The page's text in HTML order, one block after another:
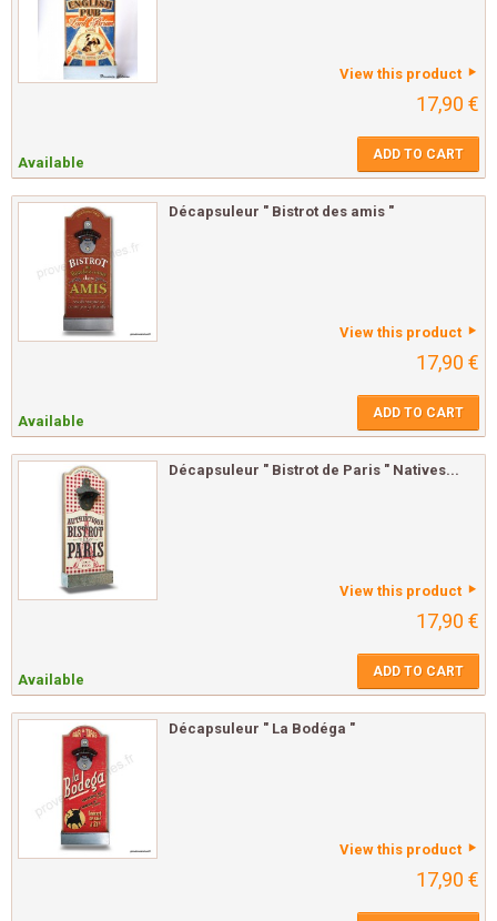
View this product
17,90 €
Available ADD TO CART
Décapsuleur " Bistrot des amis "
View this product
17,90 €
Available ADD TO CART
Décapsuleur " Bistrot de Paris " Natives...
View this product
17,90 €
Available ADD TO CART
Décapsuleur " La Bodéga "
View this product
17,90 €